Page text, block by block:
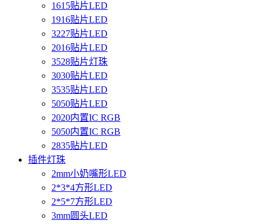
1615贴片LED
1916贴片LED
3227贴片LED
2016贴片LED
3528贴片灯珠
3030贴片LED
3535贴片LED
5050贴片LED
2020内置IC RGB
5050内置IC RGB
2835贴片LED
插件灯珠
2mm小奶嘴形LED
2*3*4方形LED
2*5*7方形LED
3mm圆头LED